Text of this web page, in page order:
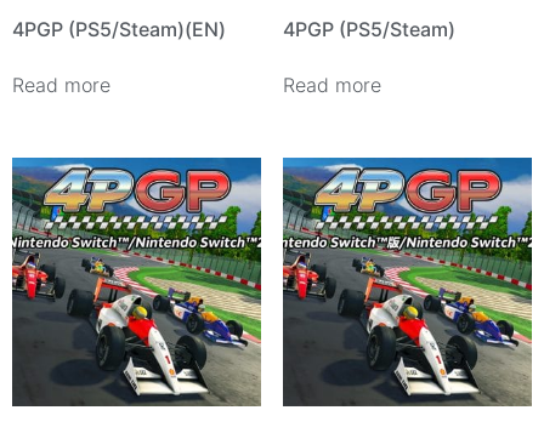
4PGP (PS5/Steam)(EN)
Read more
4PGP (PS5/Steam)
Read more